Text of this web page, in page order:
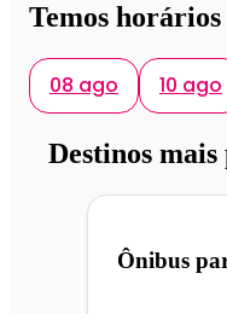
Temos horários
08 ago 10 ago
Destinos
Ônibus